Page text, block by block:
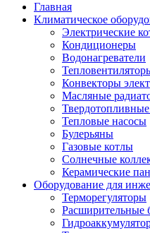
Главная
Климатическое
Электрические
Кондиционеры
Водонагреватели
Конвекторы
Масляные
Тепловые насосы
Булерьяны
Газовые котлы
Солнечные
Керамические
Оборудование для
Терморегуляторы
Расширительные